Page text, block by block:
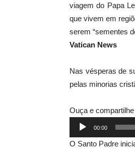
viagem do Papa
que vivem em
serem “sementes
Vatican News
Nas vésperas de
pelas minorias
Ouça e compartilhe
Tocador
de
áudio
00:00
O Santo Padre